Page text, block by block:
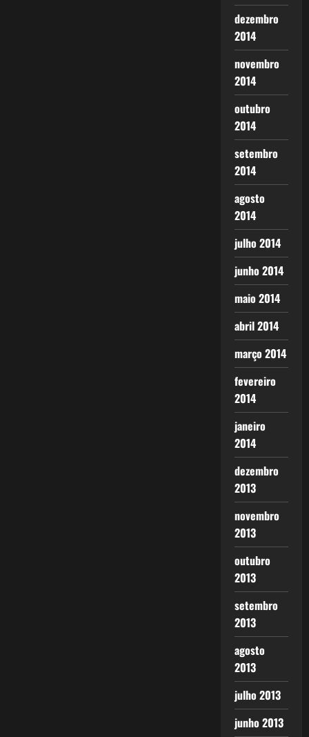
dezembro
2014
novembro
2014
outubro
2014
setembro
2014
agosto
2014
julho 2014
junho 2014
maio 2014
abril 2014
março 2014
fevereiro
2014
janeiro
2014
dezembro
2013
novembro
2013
outubro
2013
setembro
2013
agosto
2013
julho 2013
junho 2013